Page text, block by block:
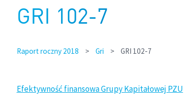
GRI 102-7
Raport roczny 2018 > Gri > GRI 102-7
Efektywność finansowa Grupy Kapitałowej PZU